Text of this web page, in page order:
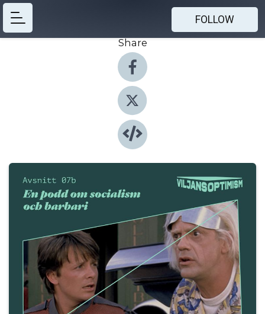
FOLLOW
Share